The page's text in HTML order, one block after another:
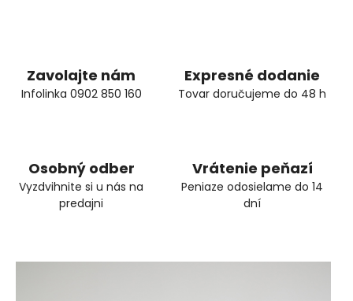
Zavolajte nám
Infolinka 0902 850 160
Expresné dodanie
Tovar doručujeme do 48 h
Osobný odber
Vyzdvihnite si u nás na
predajni
Vrátenie peňazí
Peniaze odosielame do 14
dní